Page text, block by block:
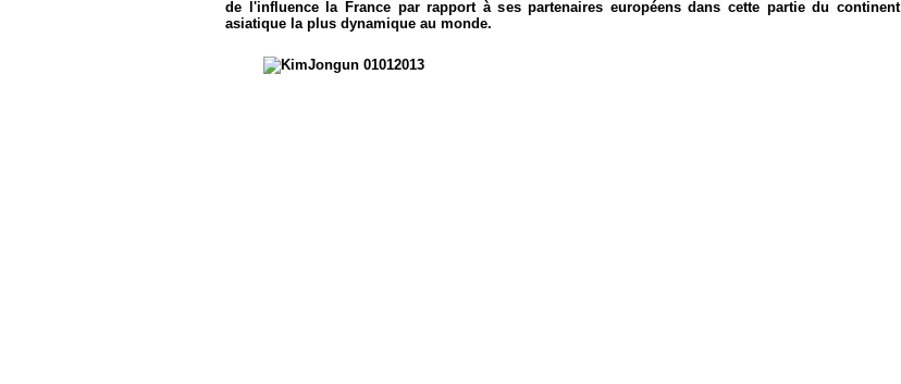
de l'influence la France par rapport à ses partenaires européens dans cette partie du continent
asiatique la plus dynamique au monde.